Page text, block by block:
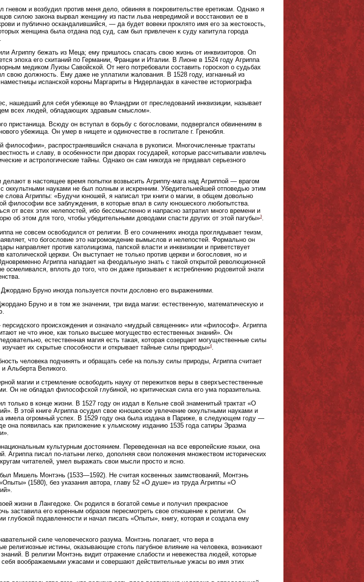
и возбудил против меня дело, обвиняя в покровительстве еретикам. Однако я
силою закона вырвал женщину из пасти льва невредимой и восстановил ее в
и публично оскандалившийся, — да будет вовеки проклято имя его за жестокость,
женщина была отдана под суд, сам был привлечен к суду капитула города
.
Агриппу бежать из Меца; ему пришлось спасать свою жизнь от инквизиторов. Оп
эпоха его скитаний по Германии, Франции и Италии. В Лионе в 1524 году Агриппа
медиком Луизы Савойской. От него потребовали составить гороскоп о судьбах
свою должность. Ему даже не уплатили жалования. В 1528 году, изгнанный из
испанской короны Маргариты в Нидерландах в качестве историографа
нашедший для себя убежище во Фландрии от преследований инквизиции, называет
всех людей, обладающих здравым смыслом».
пристанища. Всюду он вступал в борьбу с богословами, подвергался обвинениям в
убежища. Он умер в нищете и одиночестве в госпитале г. Гренобля.
философии», распространявшийся сначала в рукописи. Многочисленные трактаты
и славу, в особенности при дворах государей, которые рассчитывали извлечь
и астрологические тайны. Однако он сам никогда не придавал серьезного
в настоящее время попытки возвысить Агриппу-мага над Агриппой — врагом
с оккультными науками не был полным и искренним. Убедительнейшей отповедью этим
слова Агриппы: «Будучи юношей, я написал три книги о магии, в общем довольно
философии все заблуждения, в которые впал в силу юношеского любопытства.
от всех этих нелепостей, ибо бессмысленно и напрасно затратил много времени и
об этом для того, чтобы убедительными доводами спасти других от этой пагубы»3.
не совсем освободился от религии. В его сочинениях иногда проглядывает теизм,
что богословие это нагромождение вымыслов и нелепостей. Формально он
направляет против католицизма, папской власти и инквизиции и приветствует
католической церкви. Он выступает не только против церкви и богословия, но и
Агриппа нападает на феодальную знать с такой открытой революционной
осмеливался, вплоть до того, что он даже призывает к истреблению родовитой знати
Бруно иногда пользуется почти дословно его выражениями.
Бруно и в том же значении, три вида магии: естественную, математическую и
происхождения и означало «мудрый священник» или «философ». Агриппа
не что иное, как только высшее могущество естественных знаний». Он
естественная магия есть такая, которая созерцает могущественные силы
их скрытые способности и открывает тайные силы природы»4.
человека подчинять и обращать себе на пользу силы природы, Агриппа считает
Альберта Великого.
магии и стремление освободить науку от пережитков веры в сверхъестественные
Он не обладал философской глубиной, но критическая сила его ума поразительна.
только в конце жизни. В 1527 году он издал в Кельне свой знаменитый трактат «О
В этой книге Агриппа осудил свое юношеское увлечение оккультными науками и
имела огромный успех. В 1529 году она была издана в Париже, в следующем году —
она появилась как приложение к ульмскому изданию 1535 года сатиры Эразма
культурным достоянием. Переведенная на все европейские языки, она
Агриппа писал по-латыни легко, дополняя свои положения множеством исторических
читателей, умел выражать свои мысли просто и ясно.
Мишель Монтэнь (1533—1592). Не считая косвенных заимствований, Монтэнь
(1580), без указания автора, главу 52 «О душе» из труда Агриппы «О
жизни в Лангедоке. Он родился в богатой семье и получил прекрасное
заставила его коренным образом пересмотреть свое отношение к религии. Он
глубокой подавленности и начал писать «Опыты», книгу, которая и создала ему
силе человеческого разума. Монтэнь полагает, что вера в
религиозные истины, оказывающие столь пагубное влияние на человека, возникают
знаний. В религии Монтэнь видит отражение слабости и невежества людей, которые
воображаемыми ужасами и совершают действительные ужасы во имя этих